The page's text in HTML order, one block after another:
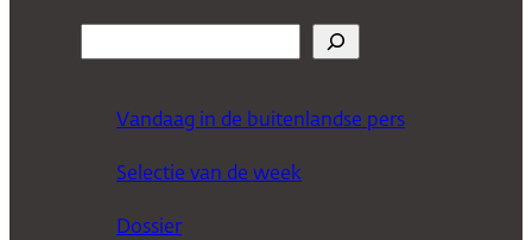
Vandaag in de buitenlandse pers
Selectie van de week
Dossier